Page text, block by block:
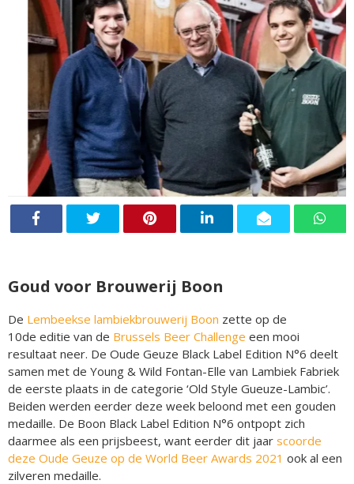
Goud voor Brouwerij Boon
De Lembeekse lambiekbrouwerij Boon zette op de
10de editie van de Brussels Beer Challenge een mooi
resultaat neer. De Oude Geuze Black Label Edition N°6 deelt
samen met de Young & Wild Fontan-Elle van Lambiek Fabriek
de eerste plaats in de categorie ‘Old Style Gueuze-Lambic’.
Beiden werden eerder deze week beloond met een gouden
medaille. De Boon Black Label Edition N°6 ontpopt zich
daarmee als een prijsbeest, want eerder dit jaar scoorde
deze Oude Geuze op de World Beer Awards 2021 ook al een
zilveren medaille.